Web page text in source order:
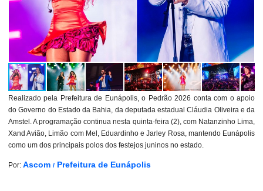
Realizado pela Prefeitura de Eunápolis, o Pedrão 2026 conta com o apoio
do Governo do Estado da Bahia, da deputada estadual Cláudia Oliveira e da
Amstel. A programação continua nesta quinta-feira (2), com Natanzinho Lima,
Xand Avião, Limão com Mel, Eduardinho e Jarley Rosa, mantendo Eunápolis
como um dos principais polos dos festejos juninos no estado.
Por: Ascom / Prefeitura de Eunápolis